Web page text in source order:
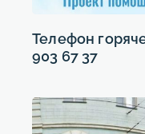
Телефон
903 67 37